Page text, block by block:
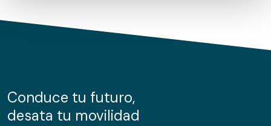
de cookies.
información sobre el uso que haga del sitio web con
nuestros partners de redes sociales, publicidad y análisis
Conduce tu futuro,
desata tu movilidad